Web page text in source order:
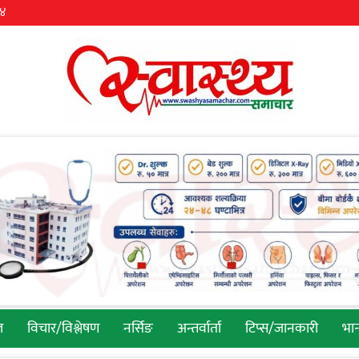
विचार/विश्लेषण नर्सिङ अन्तर्वार्ता टिप्स/जानकारी